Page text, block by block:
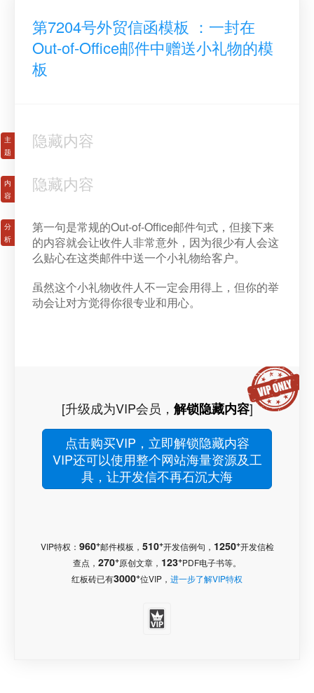
第7204号外贸信函模板 ：一封在
Out-of-Office邮件中赠送小礼物的模
板
隐藏内容
隐藏内容
第一句是常规的Out-of-Office邮件句式，但接下来
的内容就会让收件人非常意外，因为很少有人会这
么贴心在这类邮件中送一个小礼物给客户。
虽然这个小礼物收件人不一定会用得上，但你的举
动会让对方觉得你很专业和用心。
[升级成为VIP会员， 解锁隐藏内容]
点击购买VIP，立即解锁隐藏内容
VIP还可以使用整个网站海量资源及工
具，让开发信不再石沉大海
VIP特权： 960+邮件模板， 510+开发信例句， 1250+开发信检
查点， 270+原创文章， 123+PDF电子书等。
红板砖已有3000+位VIP， 进一步了解VIP特权